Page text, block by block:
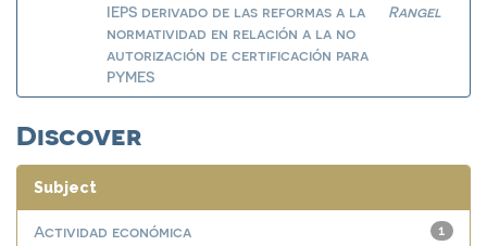
IEPS derivado de las reformas a la
normatividad en relación a la no
autorización de certificación para
PYMES
Rangel
Discover
Subject
1
Actividad económica